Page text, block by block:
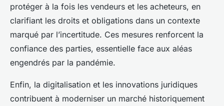
protéger à la fois les vendeurs et les acheteurs, en
clarifiant les droits et obligations dans un contexte
marqué par l’incertitude. Ces mesures renforcent la
confiance des parties, essentielle face aux aléas
engendrés par la pandémie.
Enfin, la digitalisation et les innovations juridiques
contribuent à moderniser un marché historiquement